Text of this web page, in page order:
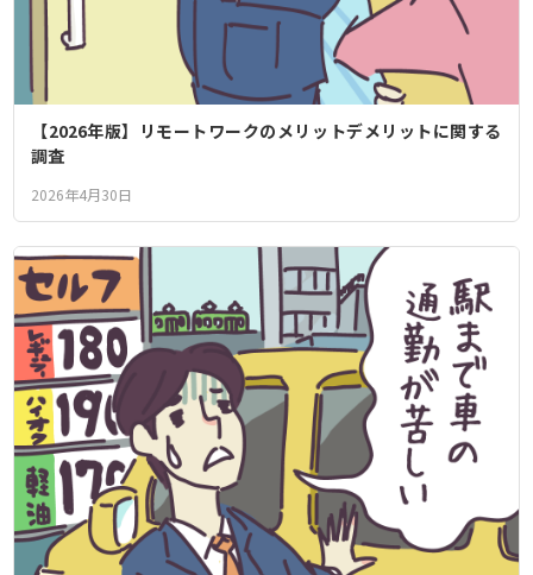
【2026年版】リモートワークのメリットデメリットに関する
調査
2026年4月30日